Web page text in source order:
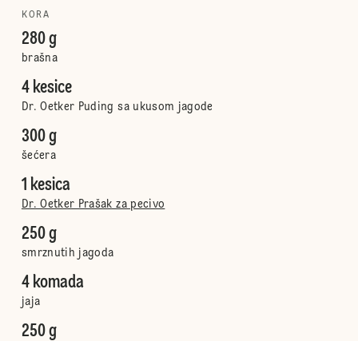
KORA
280 g
brašna
4 kesice
Dr. Oetker Puding sa ukusom jagode
300 g
šećera
1 kesica
Dr. Oetker Prašak za pecivo
250 g
smrznutih jagoda
4 komada
jaja
250 g